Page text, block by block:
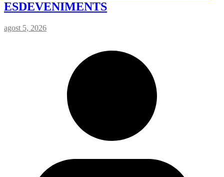
ESDEVENIMENTS
agost 5, 2026